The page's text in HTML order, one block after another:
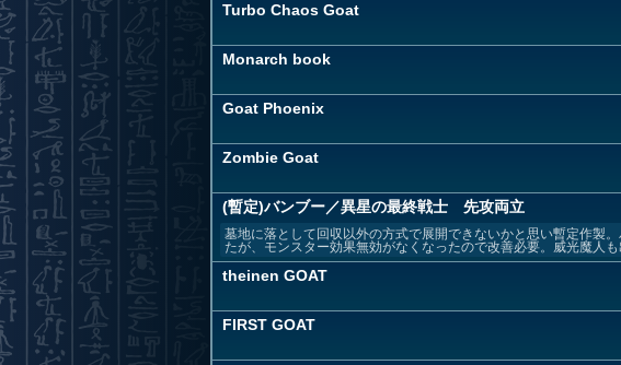
Turbo Chaos Goat
Monarch book
Goat Phoenix
Zombie Goat
(暫定)バンブー／異星の最終戦士 先攻両立
墓地に落として回収以外の方式で展開できないかと思い暫定作製
たが、モンスター効果無効がなくなったので改善必要。威光魔人も
theinen GOAT
FIRST GOAT